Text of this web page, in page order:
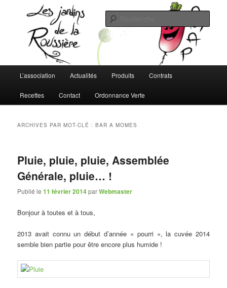
secondaireLes Jardins de la Roussière
L'AMAP de Montreuil-Juigné !
principal
L’association Actualités Produits Contrats
Recettes Contact Ordonnance Verte
ARCHIVES PAR MOT-CLÉ :BAR A MOMES
Pluie, pluie, pluie, Assemblée
Générale, pluie… !
Publié le11 février 2014parWebmaster
Bonjour à toutes et à tous,
2013 avait connu un début d’année « pourri », la cuvée 2014
semble bien partie pour être encore plus humide !